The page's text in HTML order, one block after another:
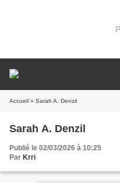
Accueil » Sarah A. Denzil
Sarah A. Denzil
Publié le 02/03/2026 à 10:25
Par Krri